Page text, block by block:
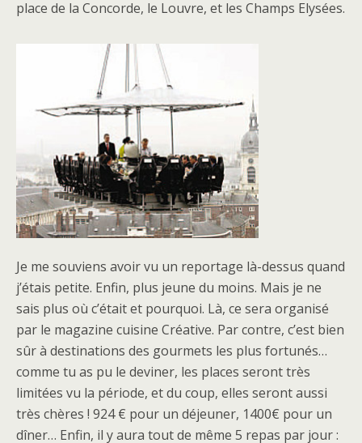
place de la Concorde, le Louvre, et les Champs Elysées.
Je me souviens avoir vu un reportage là-dessus quand
j’étais petite. Enfin, plus jeune du moins. Mais je ne
sais plus où c’était et pourquoi. Là, ce sera organisé
par le magazine cuisine Créative. Par contre, c’est bien
sûr à destinations des gourmets les plus fortunés…
comme tu as pu le deviner, les places seront très
limitées vu la période, et du coup, elles seront aussi
très chères ! 924 € pour un déjeuner, 1400€ pour un
dîner… Enfin, il y aura tout de même 5 repas par jour :